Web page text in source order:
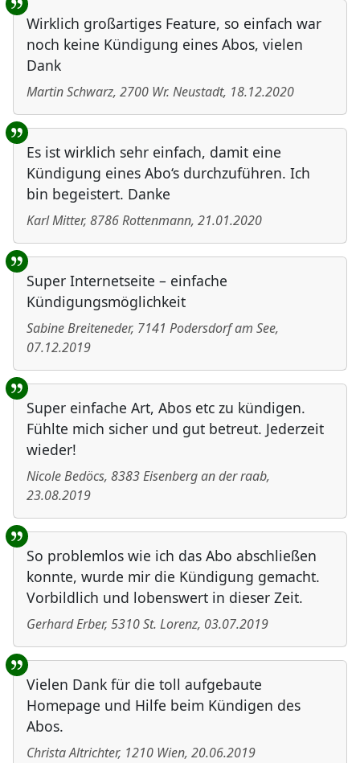
Wirklich großartiges Feature, so einfach war
noch keine Kündigung eines Abos, vielen
Dank
Martin Schwarz, 2700 Wr. Neustadt, 18.12.2020
Es ist wirklich sehr einfach, damit eine
Kündigung eines Abo‘s durchzuführen. Ich
bin begeistert. Danke
Karl Mitter, 8786Rottenmann, 21.01.2020
Super Internetseite – einfache
Kündigungsmöglichkeit
Sabine Breiteneder, 7141 Podersdorf am See,
07.12.2019
Super einfache Art, Abos etc zu kündigen.
Fühlte mich sicher und gut betreut. Jederzeit
wieder!
Nicole Bedöcs, 8383Eisenberg an der raab,
23.08.2019
So problemlos wie ich das Abo abschließen
konnte, wurde mir die Kündigung gemacht.
Vorbildlich und lobenswert in dieser Zeit.
Gerhard Erber, 5310St. Lorenz, 03.07.2019
Vielen Dank für die toll aufgebaute
Homepage und Hilfe beim Kündigen des
Abos.
Christa Altrichter, 1210 Wien, 20.06.2019